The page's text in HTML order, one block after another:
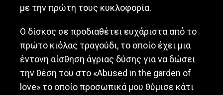
με την πρώτη τους κυκλοφορία.
Ο δίσκος σε προδιαθέτει ευχάριστα από το
πρώτο κιόλας τραγούδι, το οποίο έχει μια
έντονη αίσθηση άγριας δύσης για να δώσει
την θέση του στο «Abused in the garden of
love» το οποίο προσωπικά μου θύμισε κάτι